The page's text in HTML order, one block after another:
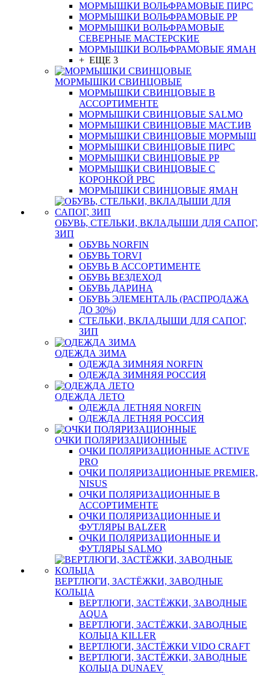
МОРМЫШКИ ВОЛЬФРАМОВЫЕ ПИРС
МОРМЫШКИ ВОЛЬФРАМОВЫЕ РР
МОРМЫШКИ ВОЛЬФРАМОВЫЕ
СЕВЕРНЫЕ МАСТЕРСКИЕ
МОРМЫШКИ ВОЛЬФРАМОВЫЕ ЯМАН
+ ЕЩЕ 3
МОРМЫШКИ СВИНЦОВЫЕ
МОРМЫШКИ СВИНЦОВЫЕ В
АССОРТИМЕНТЕ
МОРМЫШКИ СВИНЦОВЫЕ SALMO
МОРМЫШКИ СВИНЦОВЫЕ МАСТ.ИВ
МОРМЫШКИ СВИНЦОВЫЕ МОРМЫШ
МОРМЫШКИ СВИНЦОВЫЕ ПИРС
МОРМЫШКИ СВИНЦОВЫЕ РР
МОРМЫШКИ СВИНЦОВЫЕ С
КОРОНКОЙ РВС
МОРМЫШКИ СВИНЦОВЫЕ ЯМАН
ОБУВЬ, СТЕЛЬКИ, ВКЛАДЫШИ ДЛЯ САПОГ,
ЗИП
ОБУВЬ NORFIN
ОБУВЬ TORVI
ОБУВЬ В АССОРТИМЕНТЕ
ОБУВЬ ВЕЗДЕХОД
ОБУВЬ ДАРИНА
ОБУВЬ ЭЛЕМЕНТАЛЬ (РАСПРОДАЖА
ДО 30%)
СТЕЛЬКИ, ВКЛАДЫШИ ДЛЯ САПОГ,
ЗИП
ОДЕЖДА ЗИМА
ОДЕЖДА ЗИМНЯЯ NORFIN
ОДЕЖДА ЗИМНЯЯ РОССИЯ
ОДЕЖДА ЛЕТО
ОДЕЖДА ЛЕТНЯЯ NORFIN
ОДЕЖДА ЛЕТНЯЯ РОССИЯ
ОЧКИ ПОЛЯРИЗАЦИОННЫЕ
ОЧКИ ПОЛЯРИЗАЦИОННЫЕ ACTIVE
PRO
ОЧКИ ПОЛЯРИЗАЦИОННЫЕ PREMIER,
NISUS
ОЧКИ ПОЛЯРИЗАЦИОННЫЕ В
АССОРТИМЕНТЕ
ОЧКИ ПОЛЯРИЗАЦИОННЫЕ И
ФУТЛЯРЫ BALZER
ОЧКИ ПОЛЯРИЗАЦИОННЫЕ И
ФУТЛЯРЫ SALMO
ВЕРТЛЮГИ, ЗАСТЁЖКИ, ЗАВОДНЫЕ
КОЛЬЦА
ВЕРТЛЮГИ, ЗАСТЁЖКИ, ЗАВОДНЫЕ
AQUA
ВЕРТЛЮГИ, ЗАСТЁЖКИ, ЗАВОДНЫЕ
КОЛЬЦА KILLER
ВЕРТЛЮГИ, ЗАСТЁЖКИ VIDO CRAFT
ВЕРТЛЮГИ, ЗАСТЁЖКИ, ЗАВОДНЫЕ
КОЛЬЦА DUNAEV